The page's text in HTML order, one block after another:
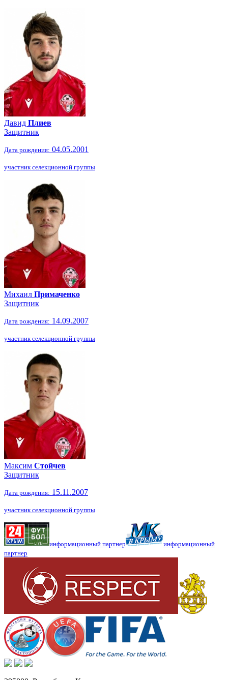
Давид Плиев
Защитник
Дата рождения: 04.05.2001
участник селекционной группы
Михаил Примаченко
Защитник
Дата рождения: 14.09.2007
участник селекционной группы
Максим Стойчев
Защитник
Дата рождения: 15.11.2007
участник селекционной группы
информационный партнер
информационный
партнер